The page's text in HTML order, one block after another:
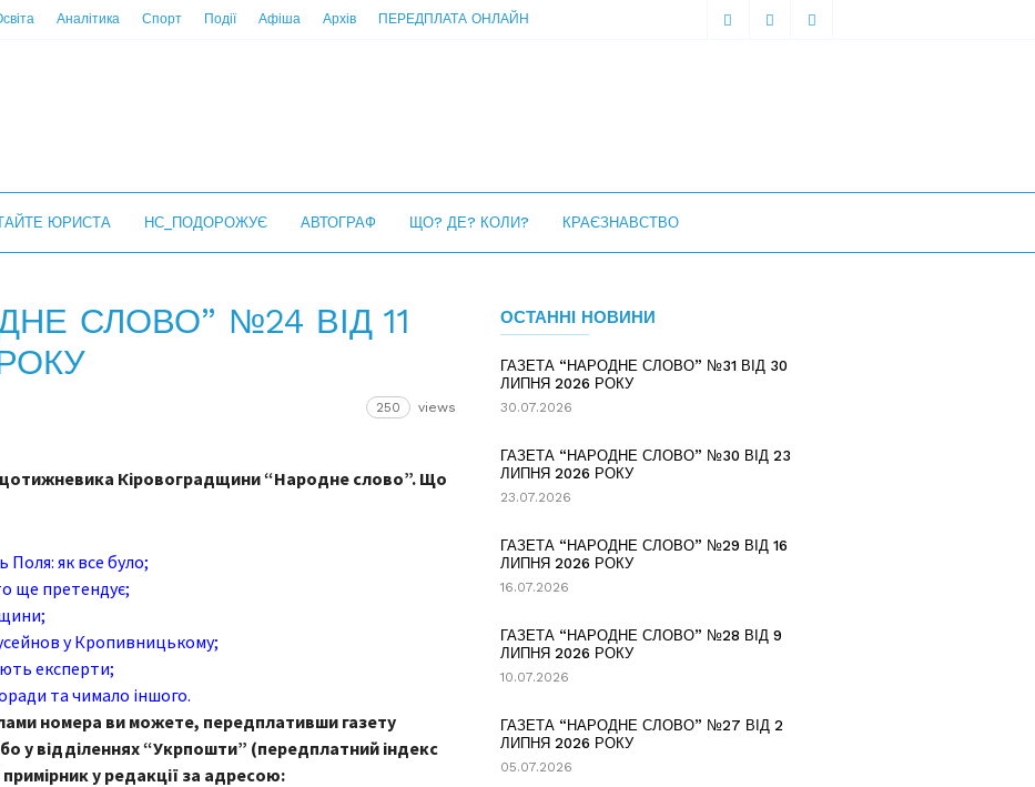
Аналітика Спорт Події Афіша Архів ПЕРЕДПЛАТА ОНЛАЙН
ЮРИСТА НС_ПОДОРОЖУЄ АВТОГРАФ ЩО? ДЕ? КОЛИ? КРАЄЗНАВСТВО
СЛОВО” №24 ВІД 11
250 views
Кіровоградщини “Народне слово”. Що
як все було;
ще претендує;
у Кропивницькому;
експерти;
та чимало іншого.
номера ви можете, передплативши газету
у відділеннях “Укрпошти” (передплатний індекс
у редакції за адресою:
ОСТАННІ НОВИНИ
ГАЗЕТА “НАРОДНЕ СЛОВО” №31 ВІД 30
ЛИПНЯ 2026 РОКУ
30.07.2026
ГАЗЕТА “НАРОДНЕ СЛОВО” №30 ВІД 23
ЛИПНЯ 2026 РОКУ
23.07.2026
ГАЗЕТА “НАРОДНЕ СЛОВО” №29 ВІД 16
ЛИПНЯ 2026 РОКУ
16.07.2026
ГАЗЕТА “НАРОДНЕ СЛОВО” №28 ВІД 9
ЛИПНЯ 2026 РОКУ
10.07.2026
ГАЗЕТА “НАРОДНЕ СЛОВО” №27 ВІД 2
ЛИПНЯ 2026 РОКУ
05.07.2026